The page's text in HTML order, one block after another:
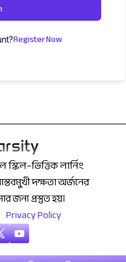
Register Now
লার্নিং
দক্ষতা অর্জনের
জন্য প্রস্তুত হয়।
Privacy Policy